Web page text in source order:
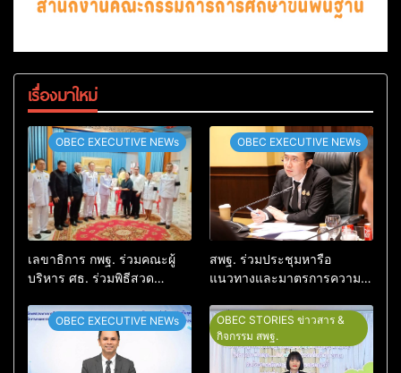
เรื่องมาใหม่
OBEC EXECUTIVE NEWs
เลขาธิการ กพฐ. ร่วมคณะผู้
บริหาร ศธ. ร่วมพิธีสวด
รุนแรงในโรงเรียน พร้อมให้
กำลังใจครอบครัว
OBEC EXECUTIVE NEWs
สพฐ. ร่วมประชุมหารือ
แนวทางและมาตรการความ
การดูแลความปลอดภัยครบทุก
มิติ
OBEC EXECUTIVE NEWs
OBEC STORIES ข่าวสาร &
กิจกรรม สพฐ.